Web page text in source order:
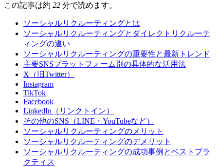
この記事は約 22 分で読めます。
ソーシャルリクルーティングとは
ソーシャルリクルーティングとダイレクトリクルーテ
ィングの違い
ソーシャルリクルーティングの重要性と最新トレンド
主要SNSプラットフォーム別の具体的な活用法
X（旧Twitter）
Instagram
TikTok
Facebook
LinkedIn（リンクトイン）
その他のSNS（LINE・YouTubeなど）
ソーシャルリクルーティングのメリット
ソーシャルリクルーティングのデメリット
ソーシャルリクルーティングの成功事例とベストプラ
クティス